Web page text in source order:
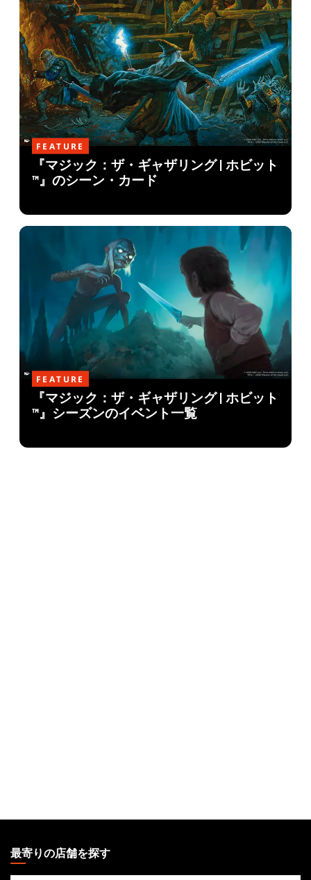
FEATURE
『マジック：ザ・ギャザリング | ホビット
™』のシーン・カード
FEATURE
『マジック：ザ・ギャザリング | ホビット
™』シーズンのイベント一覧
THE
GATHERING
最寄りの店舗を探す